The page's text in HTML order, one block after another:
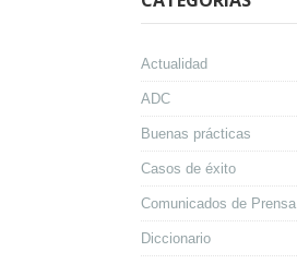
Actualidad
ADC
Buenas prácticas
Casos de éxito
Comunicados de Prensa
Diccionario